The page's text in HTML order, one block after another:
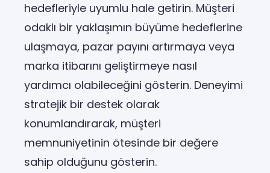
hedefleriyle uyumlu hale getirin. Müşteri
odaklı bir yaklaşımın büyüme hedeflerine
ulaşmaya, pazar payını artırmaya veya
marka itibarını geliştirmeye nasıl
yardımcı olabileceğini gösterin. Deneyimi
stratejik bir destek olarak
konumlandırarak, müşteri
memnuniyetinin ötesinde bir değere
sahip olduğunu gösterin.